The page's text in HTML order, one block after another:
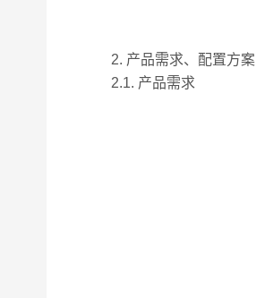
2. 产品需求、配置方案
2.1. 产品需求